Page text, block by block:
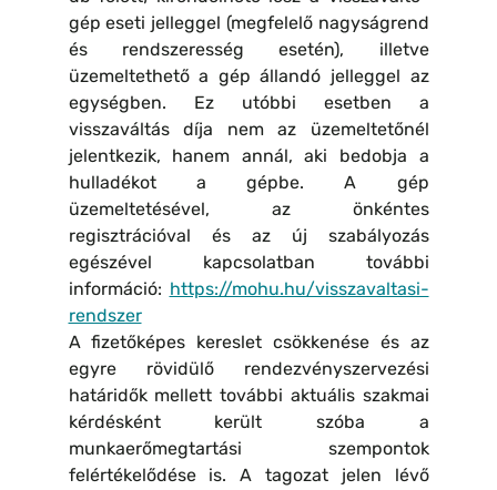
gép eseti jelleggel (megfelelő nagyságrend
és rendszeresség esetén), illetve
üzemeltethető a gép állandó jelleggel az
egységben. Ez utóbbi esetben a
visszaváltás díja nem az üzemeltetőnél
jelentkezik, hanem annál, aki bedobja a
hulladékot a gépbe. A gép
üzemeltetésével, az önkéntes
regisztrációval és az új szabályozás
egészével kapcsolatban további
információ: https://mohu.hu/visszavaltasi-
rendszer
A fizetőképes kereslet csökkenése és az
egyre rövidülő rendezvényszervezési
határidők mellett további aktuális szakmai
kérdésként került szóba a
munkaerőmegtartási szempontok
felértékelődése is. A tagozat jelen lévő